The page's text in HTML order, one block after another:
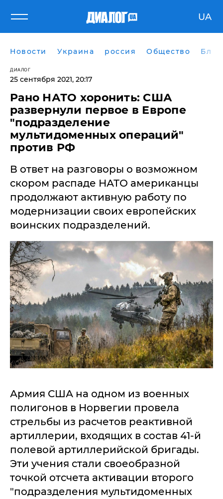
UA
Новости Украина россия Общество
ДИАЛОГ
25 сентября 2021, 20:17
Рано НАТО хоронить: США
развернули первое в Европе
"подразделение
мультидоменных операций"
против РФ
​В ответ на разговоры о возможном
скором распаде НАТО американцы
продолжают активную работу по
модернизации своих европейских
воинских подразделений.
Армия США на одном из военных
полигонов в Норвегии провела
стрельбы из расчетов реактивной
артиллерии, входящих в состав 41-й
полевой артиллерийской бригады.
Эти учения стали своеобразной
точкой отсчета активации второго
"подразделения мультидоменных